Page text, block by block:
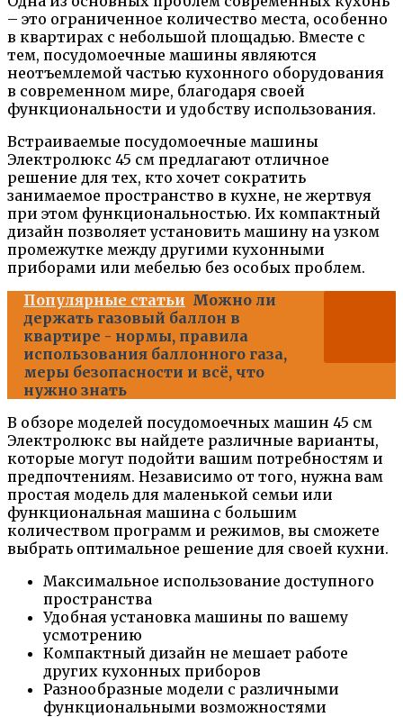
– это ограниченное количество места, особенно
в квартирах с небольшой площадью. Вместе с
тем, посудомоечные машины являются
неотъемлемой частью кухонного оборудования
в современном мире, благодаря своей
функциональности и удобству использования.
Встраиваемые посудомоечные машины
Электролюкс 45 см предлагают отличное
решение для тех, кто хочет сократить
занимаемое пространство в кухне, не жертвуя
при этом функциональностью. Их компактный
дизайн позволяет установить машину на узком
промежутке между другими кухонными
приборами или мебелью без особых проблем.
Популярные статьи Можно ли
держать газовый баллон в
квартире - нормы, правила
использования баллонного газа,
меры безопасности и всё, что
нужно знать
В обзоре моделей посудомоечных машин 45 см
Электролюкс вы найдете различные варианты,
которые могут подойти вашим потребностям и
предпочтениям. Независимо от того, нужна вам
простая модель для маленькой семьи или
функциональная машина с большим
количеством программ и режимов, вы сможете
выбрать оптимальное решение для своей кухни.
Максимальное использование доступного
пространства
Удобная установка машины по вашему
усмотрению
Компактный дизайн не мешает работе
других кухонных приборов
Разнообразные модели с различными
функциональными возможностями